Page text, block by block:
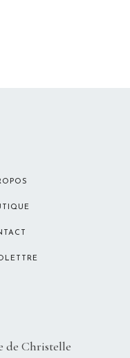
de Christelle